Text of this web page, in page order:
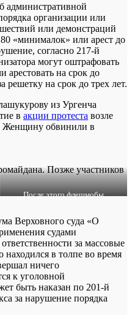
административной
организации или
или демонстраций
«минималок» или арест до
согласно 217-й
могут оштрафовать
на срок до
решетку на срок до трех лет.
из Ургенча
в акции протеста возле
Женщину обвинили в
Позже участников
После этого флешмобы
Верховного суда «О
судами
за массовые
находился в толпе во время
ничего
к уголовной
быть наказан по 201-й
за нарушение порядка